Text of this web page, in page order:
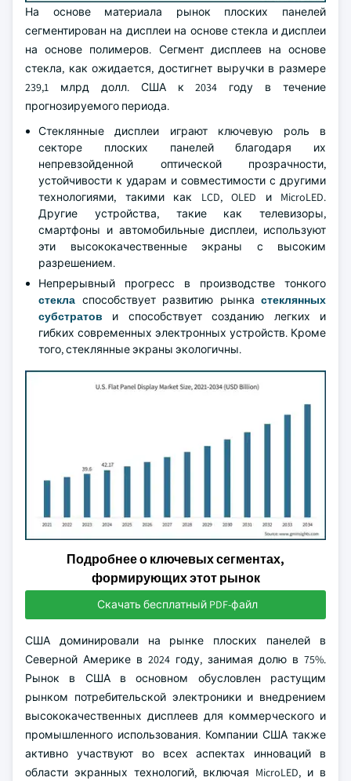
На основе материала рынок плоских панелей
сегментирован на дисплеи на основе стекла и дисплеи
на основе полимеров. Сегмент дисплеев на основе
стекла, как ожидается, достигнет выручки в размере
239,1 млрд долл. США к 2034 году в течение
прогнозируемого периода.
Стеклянные дисплеи играют ключевую роль в
секторе плоских панелей благодаря их
непревзойденной оптической прозрачности,
устойчивости к ударам и совместимости с другими
технологиями, такими как LCD, OLED и MicroLED.
Другие устройства, такие как телевизоры,
смартфоны и автомобильные дисплеи, используют
эти высококачественные экраны с высоким
разрешением.
Непрерывный прогресс в производстве тонкого
стекла способствует развитию рынка стеклянных
субстратов и способствует созданию легких и
гибких современных электронных устройств. Кроме
того, стеклянные экраны экологичны.
Подробнее о ключевых сегментах,
формирующих этот рынок
Скачать бесплатный PDF-файл
США доминировали на рынке плоских панелей в
Северной Америке в 2024 году, занимая долю в 75%.
Рынок в США в основном обусловлен растущим
рынком потребительской электроники и внедрением
высококачественных дисплеев для коммерческого и
промышленного использования. Компании США также
активно участвуют во всех аспектах инноваций в
области экранных технологий, включая MicroLED, и в